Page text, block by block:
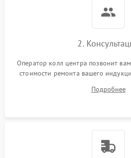
2.
Оператор колл центра позвонит
стоимости ремонта вашего
Подробнее